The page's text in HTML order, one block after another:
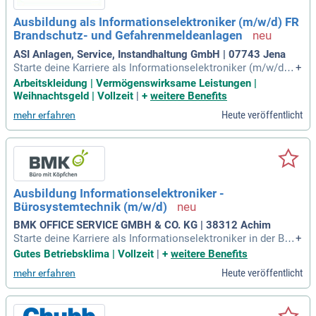
dernen Gebäudetechnik!
Ausbildung als Informationselektroniker (m/w/d) FR
Brandschutz- und Gefahrenmeldeanlagen
ASI Anlagen, Service, Instandhaltung GmbH | 07743 Jena
Starte deine Karriere als Informationselektroniker (m/w/d) f
ür Brandschutz- und Gefahrenmeldeanlagen bei ASI Anlagen,
Service, Instandhaltung GmbH. Als Komplett-Dienstleister bi
eten wir vielfältige, handwerkliche Dienstleistungen in Berei
chen wie Elektro- und Sicherheitstechnik an. Unsere breite
Kundenbasis umfasst Technologieunternehmen, öffentliche
Einrichtungen und private Haushalte in Jena. Dadurch garan
tieren wir dir abwechslungsreiche und anspruchsvolle Aufga
ben in deiner Region. Hast du eine Leidenschaft für Strom,
Computer und handwerkliche Tätigkeiten? Dann bewirb dich
jetzt und werde Teil unseres engagierten Teams!
+
Arbeitskleidung | Vermögenswirksame Leistungen |
Weihnachtsgeld | Vollzeit | + weitere Benefits
mehr erfahren Heute veröffentlicht
Ausbildung Informationselektroniker -
Bürosystemtechnik (m/w/d)
BMK OFFICE SERVICE GMBH & CO. KG | 38312 Achim
Starte deine Karriere als Informationselektroniker in der Bür
osystemtechnik (m/w/d) bei BMK Office Service GmbH! Seit
Norden Deutschlands durch digitale Innovation und ästhetis
ches Design. Wenn du Freude an der Installation und Repara
tur von IT-Systemen wie Druckern und Kopierern hast, dann
+
Gutes Betriebsklima | Vollzeit | + weitere Benefits
mehr erfahren Heute veröffentlicht